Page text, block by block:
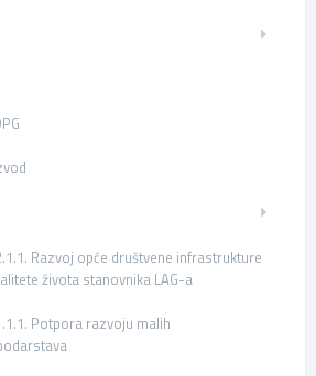
Razvoj opće društvene infrastrukture
života stanovnika LAG-a
Potpora razvoju malih